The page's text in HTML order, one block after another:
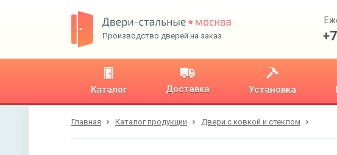
Производство дверей на заказ
Каталог Доставка Установка
Главная Каталог продукции Двери с ковкой и стеклом